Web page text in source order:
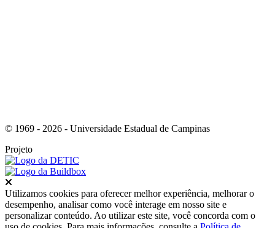
© 1969 - 2026 - Universidade Estadual de Campinas
Projeto
Utilizamos cookies para oferecer melhor experiência, melhorar o
desempenho, analisar como você interage em nosso site e
personalizar conteúdo. Ao utilizar este site, você concorda com o